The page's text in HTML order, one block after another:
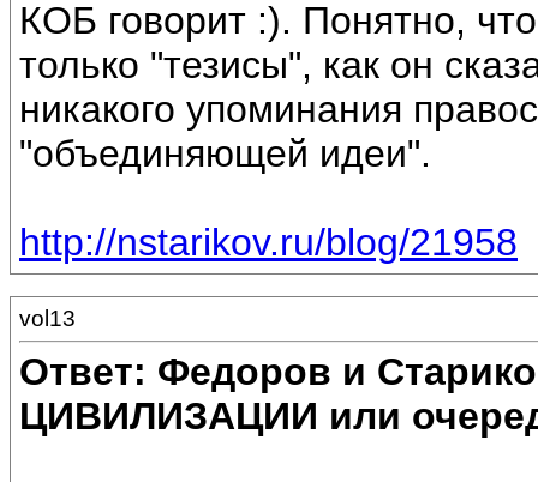
КОБ говорит :). Понятно,
только "тезисы", как он
никакого упоминания
"объединяющей идеи".
http://nstarikov.ru/blog/21958
vol13
Ответ: Федоров и
ЦИВИЛИЗАЦИИ или